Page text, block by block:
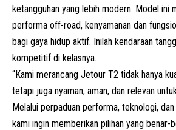
ketangguhan yang lebih modern. Model ini
performa off-road, kenyamanan dan
bagi gaya hidup aktif. Inilah kendaraan
kompetitif di kelasnya.
“Kami merancang Jetour T2 tidak hanya
tetapi juga nyaman, aman, dan relevan
Melalui perpaduan performa, teknologi,
kami ingin memberikan pilihan yang benar-